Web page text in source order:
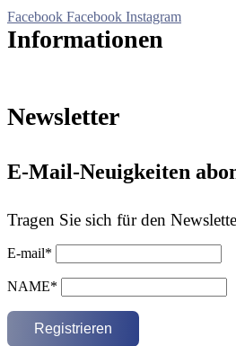
Facebook Facebook Instagram
Informationen
Newsletter
E-Mail-Neuigkeiten
Tragen Sie sich für den
E-mail*
NAME*